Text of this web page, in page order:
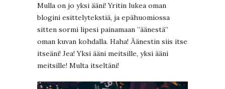
Mulla on jo yksi ääni! Yritin lukea oman
blogini esittelytekstiä, ja epähuomiossa
sitten sormi lipesi painamaan ”äänestä”
oman kuvan kohdalla. Haha! Äänestin siis itse
itseäni! Jea! Yksi ääni meitsille, yksi ääni
meitsille! Multa itseltäni!